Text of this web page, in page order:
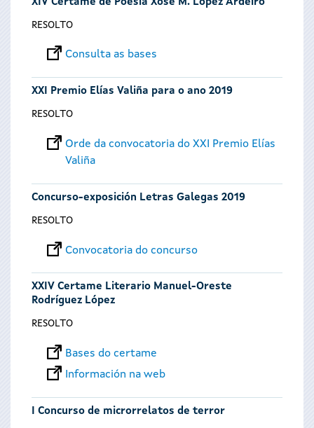
XIV Certame de Poesía Xosé M. López Ardeiro
RESOLTO
Consulta as bases
XXI Premio Elías Valiña para o ano 2019
RESOLTO
Orde da convocatoria do XXI Premio Elías
Valiña
Concurso-exposición Letras Galegas 2019
RESOLTO
Convocatoria do concurso
XXIV Certame Literario Manuel-Oreste
Rodríguez López
RESOLTO
Bases do certame
Información na web
I Concurso de microrrelatos de terror